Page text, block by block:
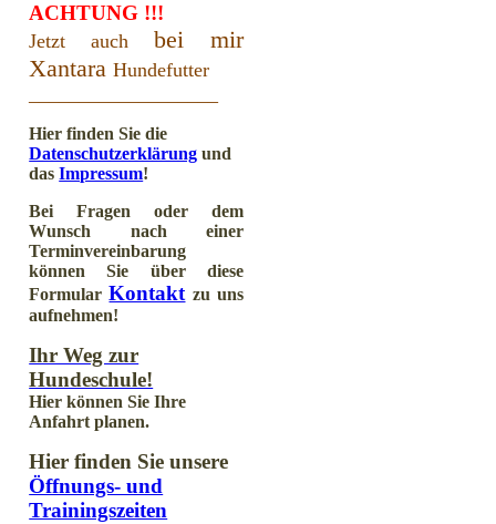
ACHTUNG !!!
Jetzt auch bei mir
XantaraHundefutter
Hier finden Sie die
Datenschutzerklärung und
dasImpressum!
Bei Fragen oder dem
Wunsch nach einer
Terminvereinbarung
können Sie über diese
Formular Kontakt zu uns
aufnehmen!
Ihr Weg zur
Hundeschule!
Hier können Sie Ihre
Anfahrt planen.
Hier finden Sie unsere
Öffnungs- und
Trainingszeiten